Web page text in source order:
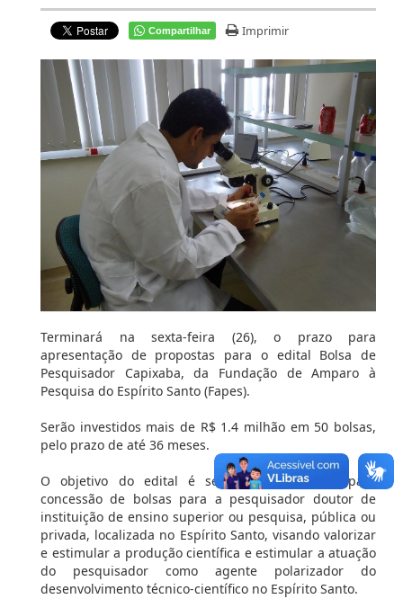
Compartilhar Imprimir
Terminará na sexta-feira (26), o prazo para
apresentação de propostas para o edital Bolsa de
Pesquisador Capixaba, da Fundação de Amparo à
Pesquisa do Espírito Santo (Fapes).
Serão investidos mais de R$ 1.4 milhão em 50 bolsas,
pelo prazo de até 36 meses.
O objetivo do edital é selecionar propostas para
concessão de bolsas para a pesquisador doutor de
instituição de ensino superior ou pesquisa, pública ou
privada, localizada no Espírito Santo, visando valorizar
e estimular a produção científica e estimular a atuação
do pesquisador como agente polarizador do
desenvolvimento técnico-científico no Espírito Santo.